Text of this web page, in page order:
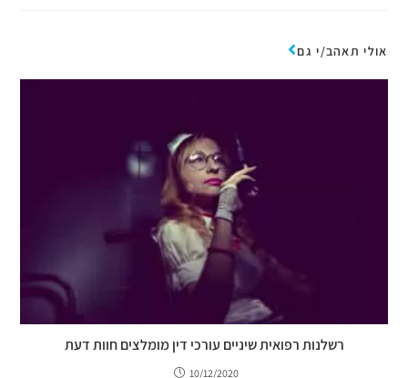
אולי תאהב/י גם
רשלנות רפואית שיניים עורכי דין מומלצים חוות דעת
10/12/2020